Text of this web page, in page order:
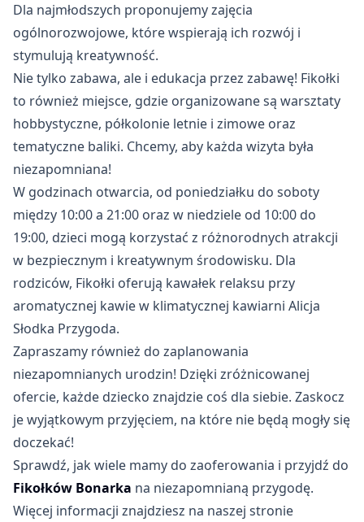
Dla najmłodszych proponujemy zajęcia
ogólnorozwojowe, które wspierają ich rozwój i
stymulują kreatywność.
Nie tylko zabawa, ale i edukacja przez zabawę! Fikołki
to również miejsce, gdzie organizowane są warsztaty
hobbystyczne, półkolonie letnie i zimowe oraz
tematyczne baliki. Chcemy, aby każda wizyta była
niezapomniana!
W godzinach otwarcia, od poniedziałku do soboty
między 10:00 a 21:00 oraz w niedziele od 10:00 do
19:00, dzieci mogą korzystać z różnorodnych atrakcji
w bezpiecznym i kreatywnym środowisku. Dla
rodziców, Fikołki oferują kawałek relaksu przy
aromatycznej kawie w klimatycznej kawiarni Alicja
Słodka Przygoda.
Zapraszamy również do zaplanowania
niezapomnianych urodzin! Dzięki zróżnicowanej
ofercie, każde dziecko znajdzie coś dla siebie. Zaskocz
je wyjątkowym przyjęciem, na które nie będą mogły się
doczekać!
Sprawdź, jak wiele mamy do zaoferowania i przyjdź do
Fikołków Bonarka na niezapomnianą przygodę.
Więcej informacji znajdziesz na naszej stronie